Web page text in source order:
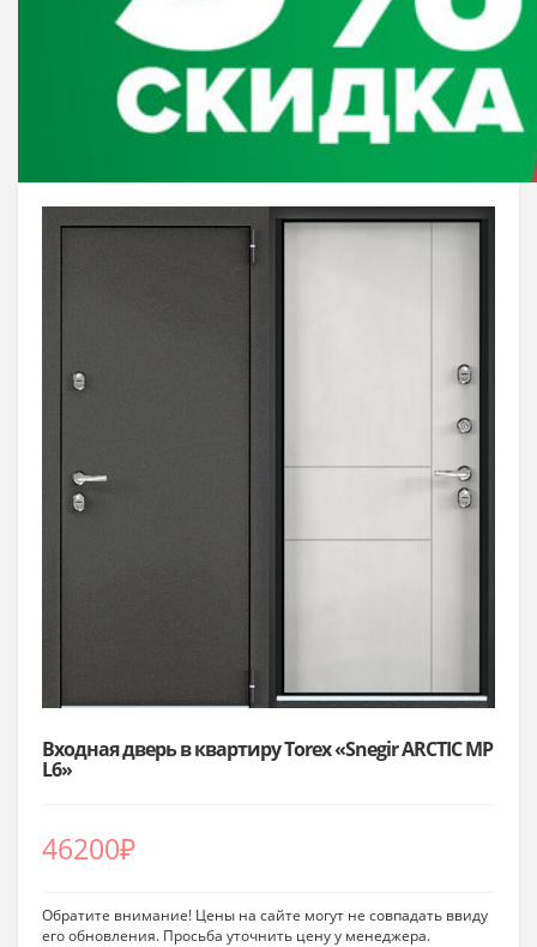
Входная дверь в квартиру Torex «Snegir ARCTIC MP
L6»
46200₽
Обратите внимание! Цены на сайте могут не совпадать ввиду
его обновления. Просьба уточнить цену у менеджера.